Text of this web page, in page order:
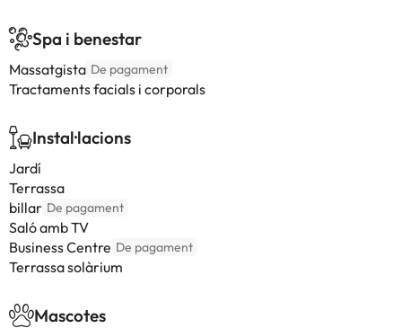
Spa i benestar
Massatgista De pagament
Tractaments facials i corporals
Instal·lacions
Jardí
Terrassa
billar De pagament
Saló amb TV
Business Centre De pagament
Terrassa solàrium
Mascotes